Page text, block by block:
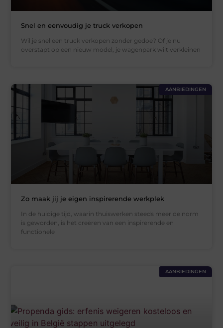
Snel en eenvoudig je truck verkopen
Wil je snel een truck verkopen zonder gedoe? Of je nu
overstapt op een nieuw model, je wagenpark wilt verkleinen
AANBIEDINGEN
Zo maak jij je eigen inspirerende werkplek
In de huidige tijd, waarin thuiswerken steeds meer de norm
is geworden, is het creëren van een inspirerende en
functionele
AANBIEDINGEN